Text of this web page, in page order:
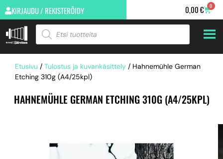
KIRJAUDU / REKISTERÖIDY 0,00€ 0
Etusivu / Tulostus ja kuvankäsittely / Hahnemühle German
Etching 310g (A4/25kpl)
HAHNEMÜHLE GERMAN ETCHING 310G (A4/25KPL)